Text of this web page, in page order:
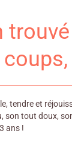
tendre et
tout doux,
ans !